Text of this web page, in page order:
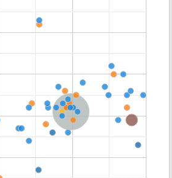
Nederland
Provincie Utrecht